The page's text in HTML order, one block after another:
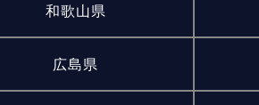
和歌山県
広島県